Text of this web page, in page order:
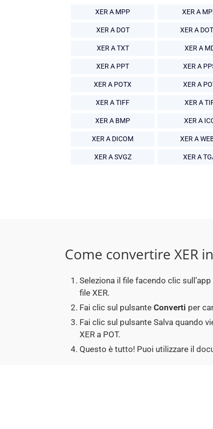
XER A MPP XER A
XER A DOT XER A
XER A TXT XER A
XER A PPT XER A
XER A POTX XER A
XER A TIFF XER A
XER A BMP XER A
XER A DICOM XER A
XER A SVGZ XER A
Come convertire XER
Seleziona il file facendo clic
file XER.
Fai clic sul pulsante Converti per
Fai clic sul pulsante Salva quando
XER a POT.
Questo è tutto! Puoi utilizzare il